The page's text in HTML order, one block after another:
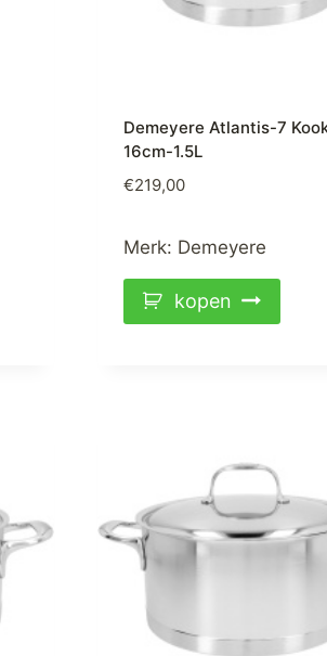
Demeyere Atlantis-7
16cm-1.5L
€219,00
Merk: Demeyere
kopen